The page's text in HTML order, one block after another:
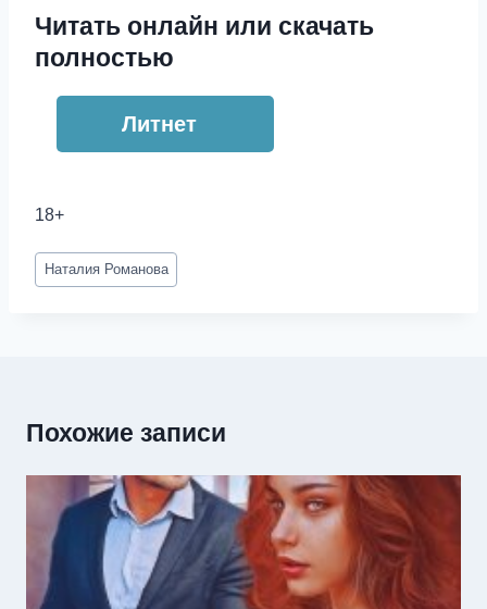
Читать онлайн или скачать
полностью
Литнет
18+
Метки
записи:
Наталия Романова
Похожие записи